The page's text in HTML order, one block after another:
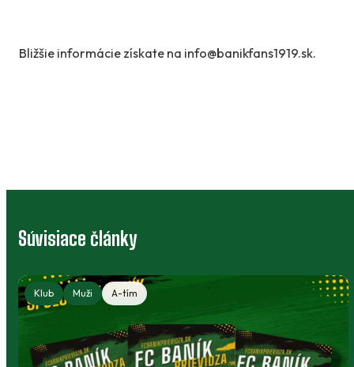
Bližšie informácie získate na info@banikfans1919.sk.
Súvisiace články
Klub Muži A-tím